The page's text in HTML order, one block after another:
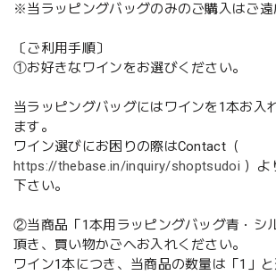
※当ラッピングバッグのみのご購入はご遠
〔ご利用手順〕
①お好きなワインをお選びください。
当ラッピングバッグにはワインを1本お入
ます。
ワイン選びにお困りの際はContact（
https://thebase.in/inquiry/shoptsudoi ）よ
下さい。
②当商品「1本用ラッピングバッグ青・シ
頂き、買い物かごへお入れください。
ワイン1本につき、当商品の数量は「1」と